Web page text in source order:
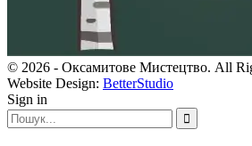
© 2026 - Оксамитове Мистецтво. All
Website Design: BetterStudio
Sign in